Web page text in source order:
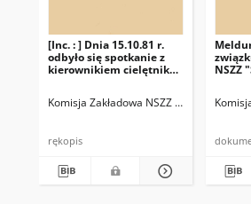
[Inc. : ] Dnia 15.10.81 r.
odbyło się spotkanie z
kierownikiem cielętnika
Komisja Zakładowa NSZZ "Solidarność"
rękopis
NSZZ